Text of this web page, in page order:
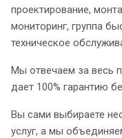
проектирование,
мониторинг, группа
техническое
Мы отвечаем за весь
дает 100% гарантию
Вы сами выбираете
услуг, а мы